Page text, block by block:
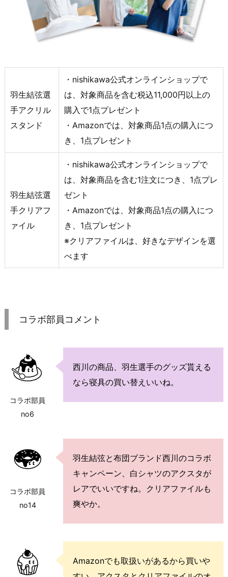
羽生結弦選
手アクリル
スタンド
・nishikawa公式オンラインショップで
は、対象商品を含む税込11,000円以上の
購入で1点プレゼント
・Amazonでは、対象商品1点の購入につ
き、1点プレゼント
羽生結弦選
手クリアフ
ァイル
・nishikawa公式オンラインショップで
は、対象商品を含む1注文につき、1点プレ
ゼント
・Amazonでは、対象商品1点の購入につ
き、1点プレゼント
※クリアファイルは、好きなデザインを選
べます
コラボ部員コメント
コラボ部員
no6
西川の商品、羽生選手のグッズ貰える
なら寝具の買い替えいいね。
コラボ部員
no14
羽生結弦と布団ブランド西川のコラボ
キャンペーン、白シャツのアクスタが
レアでいいですね。クリアファイルも
爽やか。
Amazonでも取扱いがあるから買いや